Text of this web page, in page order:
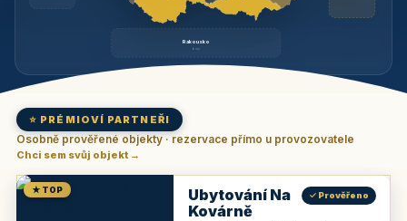
Rakousko
brzy
⭐ PRÉMIOVÍ PARTNEŘI
Osobně prověřené objekty · rezervace přímo u provozovatele
Chci sem svůj objekt →
★ TOP
Ubytování Na
Kovárně
✓ Prověřeno